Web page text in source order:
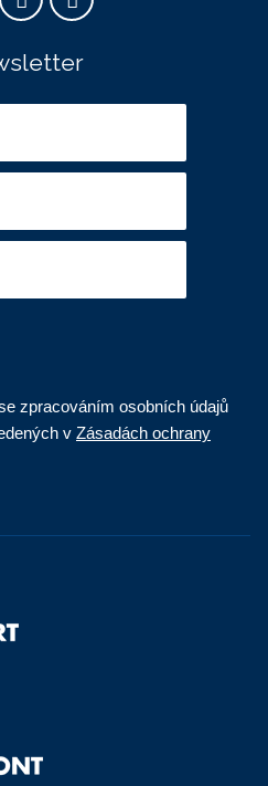
zpracováním osobních údajů
v Zásadách ochrany